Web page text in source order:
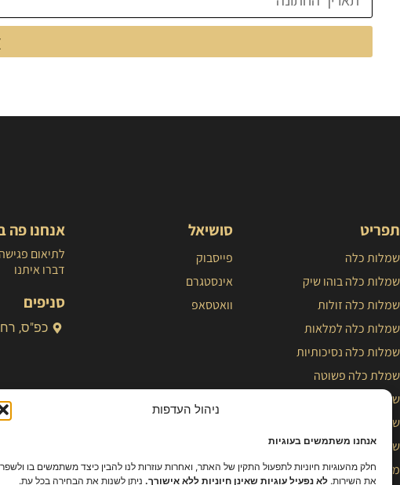
ניהול העדפות
אנחנו משתמשים בעוגיות
חלק מהעוגיות חיוניות לתפעול התקין של האתר, ואחרות עוזרות לנו להבין כיצד משתמשים בו ולשפר
את השירות.לא נפעיל עוגיות שאינן חיוניות ללא אישורך. ניתן לשנות את הבחירה בכל עת.
תפריט
שמלות כלה
שמלות כלה בוהו שיק
שמלות כלה זולות
שמלות כלה למלאות
שמלות כלה נסיכותיות
שמלת כלה פשוטה
שמלות כלה צנועות
שמלות כלה קלאסיות
שמלות כלה קצרות
מעצבת שמלות כלה
סושיאל
פייסבוק
אינסטגרם
וואטסאפ
אנחנו פה
לתיאום
דברו איתנו
סניפים
כפ"ס,